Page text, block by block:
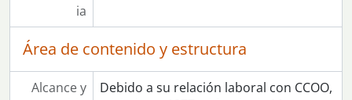
[Serie] 80 - 1ª Conferencia Agraria del Partido Comunista de Andalucía por la Reforma Agraria Integral
[Serie] 81 - Mitin del Partido Comunista de Andalucía
[Serie] 83 - Rueda de prensa de CCOO de Sevilla y Marcelino Camacho ¿con motivo del decretazo?
[Serie] 84 - Rueda de prensa y asamblea de CCOO Sevilla con Antonio Gutiérrez
[Serie] 85 - Concentración en el hospital Virgen del Rocío de Sevilla
ia
Área de contenido y estructura
Alcance y
Debido a su relación laboral con CCOO,